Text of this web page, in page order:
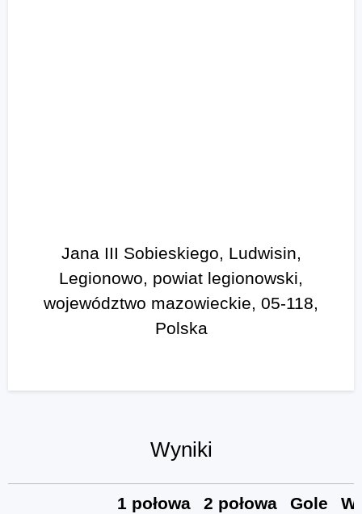
Jana III Sobieskiego, Ludwisin,
Legionowo, powiat legionowski,
województwo mazowieckie, 05-118,
Polska
Wyniki
1 połowa 2 połowa Gole